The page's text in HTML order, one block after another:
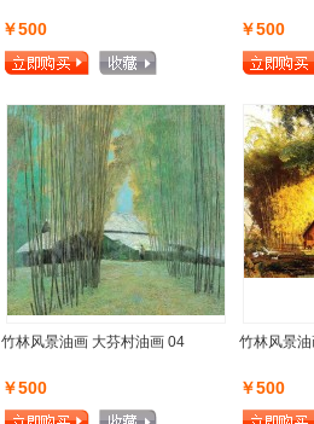
￥500 ￥500
竹林风景油画 大芬村油画 04
￥500
竹林风景
￥500